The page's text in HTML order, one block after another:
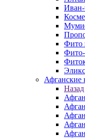
Иван-
Фито
Афганские
Назад